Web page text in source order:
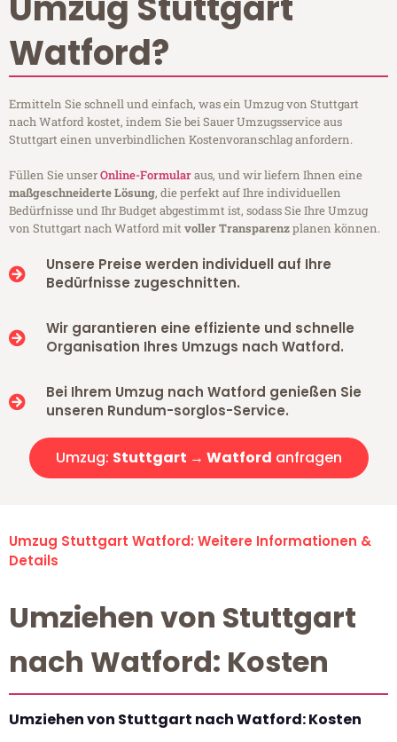
Watford?
Ermitteln Sie schnell und einfach, was ein Umzug von Stuttgart
nach Watford kostet, indem Sie bei Sauer Umzugsservice aus
Stuttgart einen unverbindlichen Kostenvoranschlag anfordern.
Füllen Sie unserOnline-Formularaus, und wir liefern Ihnen eine
maßgeschneiderte Lösung, die perfekt auf Ihre individuellen
Bedürfnisse und Ihr Budget abgestimmt ist, sodass Sie Ihre Umzug
von Stuttgart nach Watford mitvoller Transparenzplanen können.
Unsere Preise werden individuell auf Ihre
Bedürfnisse zugeschnitten.
Wir garantieren eine effiziente und schnelle
Organisation Ihres Umzugs nach Watford.
Bei Ihrem Umzug nach Watford genießen Sie
unseren Rundum-sorglos-Service.
Umzug: Stuttgart → Watford anfragen
Umzug Stuttgart Watford: Weitere Informationen &
Details
Umziehen von Stuttgart
nach Watford: Kosten
Umziehen von Stuttgart nach Watford: Kosten